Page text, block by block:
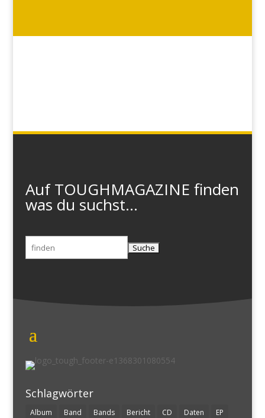
Auf TOUGHMAGAZINE finden
was du suchst...
Suchen
nach:
Schlagwörter
Album Band Bands Bericht CD Daten EP